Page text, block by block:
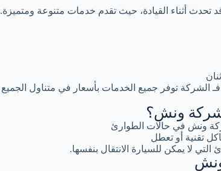
تحدث أثناء القيادة، حيث تقدم خدمات متنوعة ومتميزة.
الشركة توفر جميع الخدمات بأسعار في متناول الجميع
شركة ونش؟
ونش في حالات الطوارئ
تقنية أو تعطل
لا يمكن للسيارة الانتقال بنفسها.
ونش